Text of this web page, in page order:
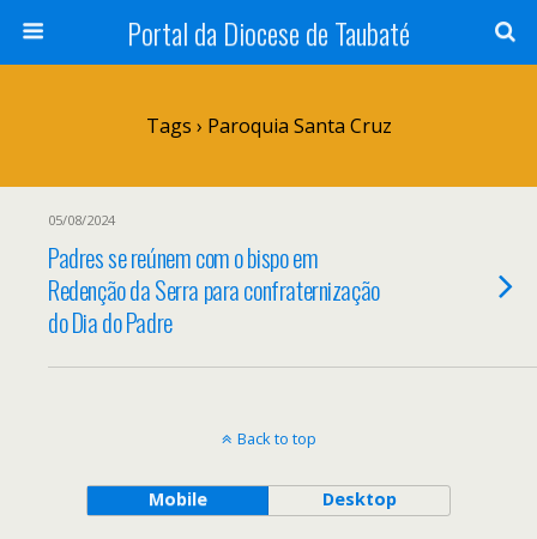
Portal da Diocese de Taubaté
Tags › Paroquia Santa Cruz
05/08/2024
Padres se reúnem com o bispo em
Redenção da Serra para confraternização
do Dia do Padre
Back to top
Mobile Desktop